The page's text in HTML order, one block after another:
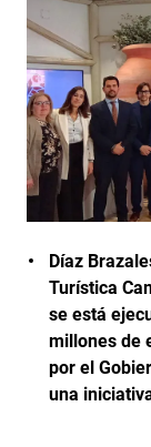
Díaz
Turística
se está
millones de
por el
una